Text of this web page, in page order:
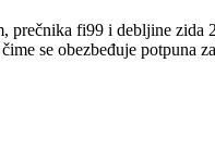
prečnika fi99 i debljine
se obezbeđuje potpuna